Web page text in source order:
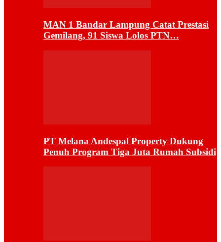
MAN 1 Bandar Lampung Catat Prestasi
Gemilang, 91 Siswa Lolos PTN…
PT Melana Andespal Property Dukung
Penuh Program Tiga Juta Rumah Subsidi